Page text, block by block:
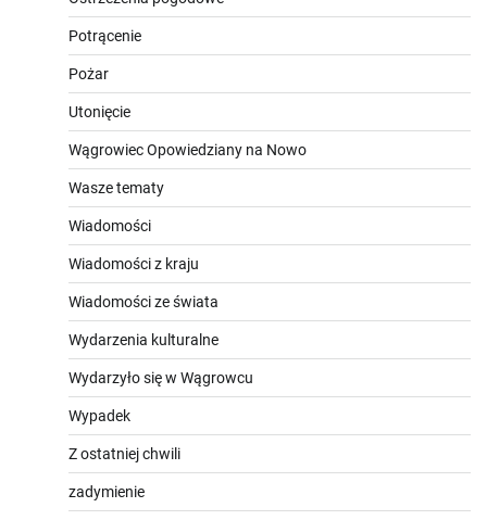
Potrącenie
Pożar
Utonięcie
Wągrowiec Opowiedziany na Nowo
Wasze tematy
Wiadomości
Wiadomości z kraju
Wiadomości ze świata
Wydarzenia kulturalne
Wydarzyło się w Wągrowcu
Wypadek
Z ostatniej chwili
zadymienie